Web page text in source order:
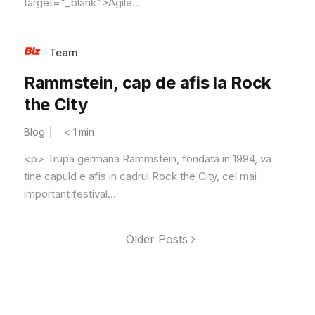
Team
Rammstein, cap de afis la Rock
the City
Blog < 1 min
<p> Trupa germana Rammstein, fondata in 1994, va
tine capuld e afis in cadrul Rock the City, cel mai
important festival...
Older Posts